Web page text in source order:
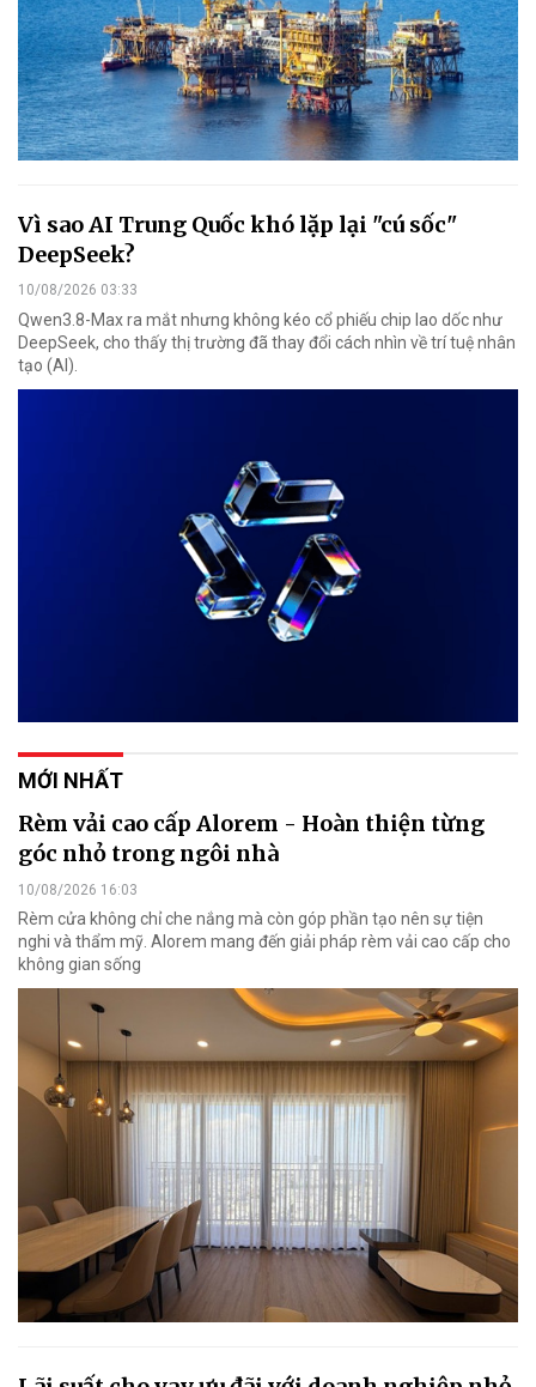
Vì sao AI Trung Quốc khó lặp lại "cú sốc"
DeepSeek?
10/08/2026 03:33
Qwen3.8-Max ra mắt nhưng không kéo cổ phiếu chip lao dốc như
DeepSeek, cho thấy thị trường đã thay đổi cách nhìn về trí tuệ nhân
tạo (AI).
MỚI NHẤT
Rèm vải cao cấp Alorem - Hoàn thiện từng
góc nhỏ trong ngôi nhà
10/08/2026 16:03
Rèm cửa không chỉ che nắng mà còn góp phần tạo nên sự tiện
nghi và thẩm mỹ. Alorem mang đến giải pháp rèm vải cao cấp cho
không gian sống